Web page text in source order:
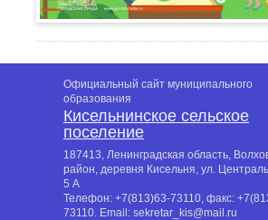
Официальный сайт муниципального
образования
Кисельнинское сельское
поселение
187413, Ленинградская область,
район, деревня Кисельня, ул.
5 А
Телефон: +7(813)63-73110 , факс:
73110 . Email: sekretar_kis@mail.ru